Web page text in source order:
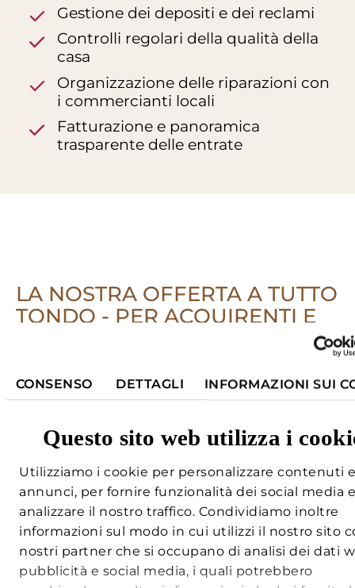
CONSENSO DETTAGLI INFORMAZIONI SUI
Questo sito web utilizza i
Utilizziamo i cookie per personalizzare contenuti
annunci, per fornire funzionalità dei social media
analizzare il nostro traffico. Condividiamo inoltre
informazioni sul modo in cui utilizzi il nostro sito
nostri partner che si occupano di analisi dei dati
pubblicità e social media, i quali potrebbero
PER I VENDITORI
GESTIONE DI CASE VACANZA
SERVIZI
Gestione dei depositi e dei reclami
Controlli regolari della qualità della
casa
Organizzazione delle riparazioni con
i commercianti locali
Fatturazione e panoramica
trasparente delle entrate
LA NOSTRA OFFERTA A TUTTO
TONDO - PER ACQUIRENTI E
PER I POTENZIALI ACQUIRENTI
Stai pensando di acquistare una casa in
Toscana e vorresti affittarla per le vacanze?
Grazie alla nostra pluriennale esperienza,
possiamo fornirvi una consulenza
completa per la scelta della proprietà
giusta. Conosciamo a fondo le diverse
regioni della Toscana e possiamo aiutarvi a
trovare proprietà in Toscana che